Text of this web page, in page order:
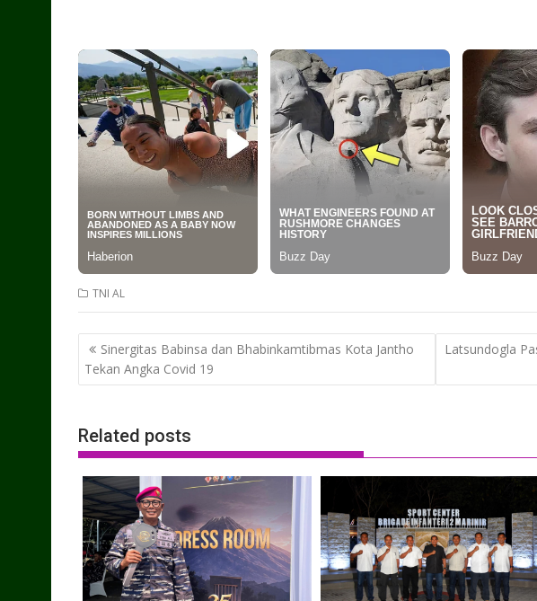
TNI AL
Post
navigation
Sinergitas Babinsa dan Bhabinkamtibmas Kota Jantho
Tekan Angka Covid 19
Latsundogla
Related posts